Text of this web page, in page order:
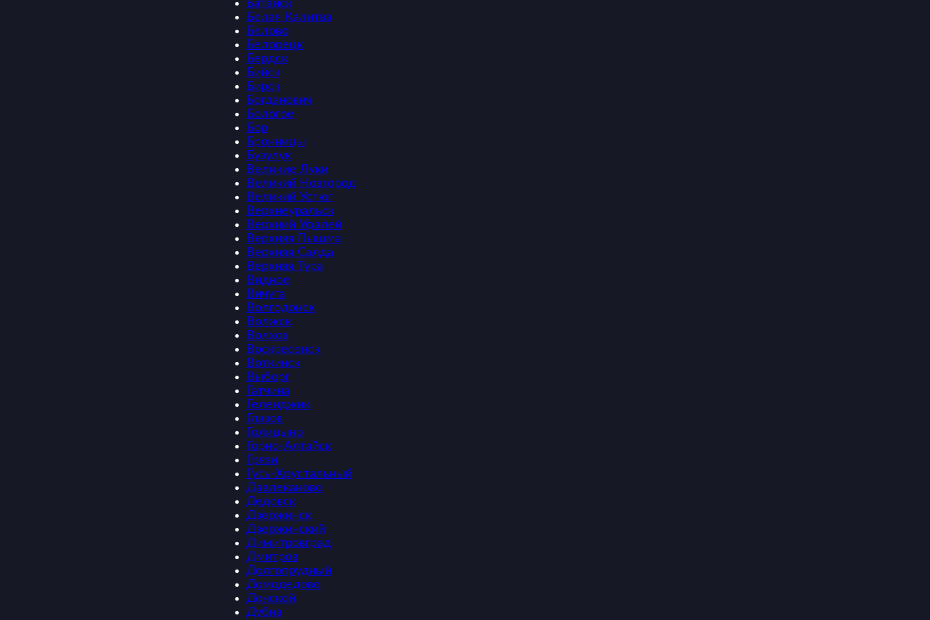
Батайск
Белая Калитва
Белово
Белорецк
Бердск
Бийск
Бирск
Богданович
Бологое
Бор
Бронницы
Бузулук
Великие Луки
Великий Новгород
Великий Устюг
Верхнеуральск
Верхний Уфалей
Верхняя Пышма
Верхняя Салда
Верхняя Тура
Видное
Вичуга
Волгодонск
Волжск
Волхов
Воскресенск
Воткинск
Выборг
Гатчина
Геленджик
Глазов
Голицыно
Горно-Алтайск
Грязи
Гусь-Хрустальный
Давлеканово
Дедовск
Дзержинск
Дзержинский
Димитровград
Дмитров
Долгопрудный
Домодедово
Донской
Дубна